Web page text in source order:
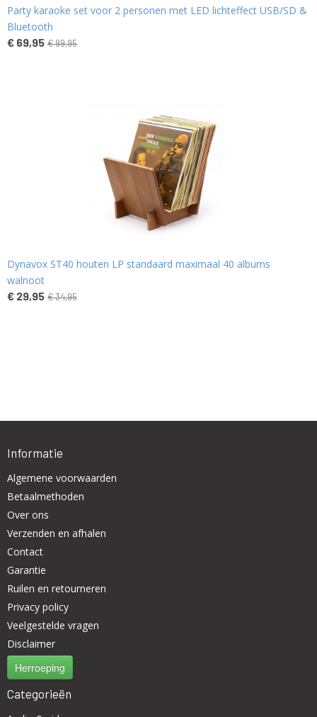
Party karaoke set voor 2 personen met LED lichteffect USB/SD &
Bluetooth
€ 69,95 € 99,95
Dynavox ST40 houten LP standaard maximaal 40 albums
walnoot
€ 29,95 € 34,95
Informatie
Algemene voorwaarden
Betaalmethoden
Over ons
Verzenden en afhalen
Contact
Garantie
Ruilen en retourneren
Privacy policy
Veelgestelde vragen
Disclaimer
Herroeping
Categorieën